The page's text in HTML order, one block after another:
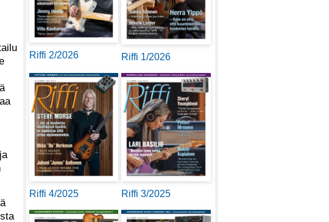
Riffi 2/2026 Riffi 1/2026
Riffi 4/2025 Riffi 3/2025